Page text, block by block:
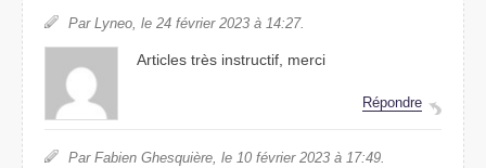
Par Lyneo, le 24 février 2023 à 14:27.
Articles très instructif, merci
Répondre
Par Fabien Ghesquière, le 10 février 2023 à 17:49.